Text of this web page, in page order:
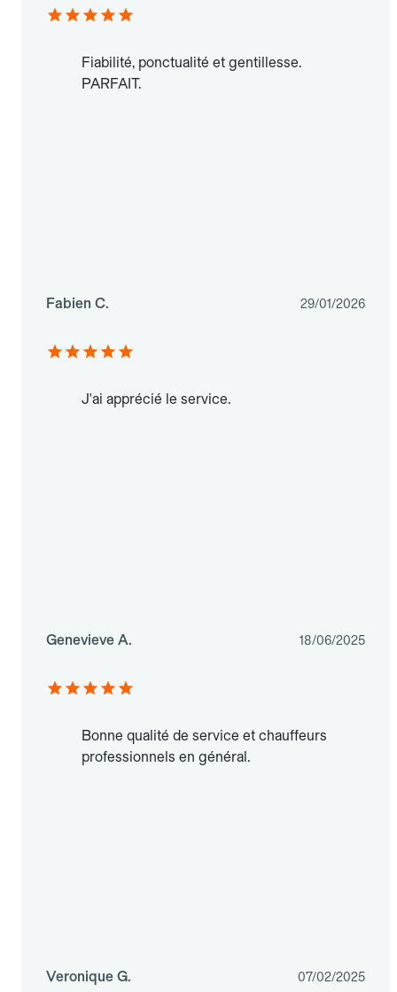
Fiabilité, ponctualité et gentillesse.
PARFAIT.
Fabien C. 29/01/2026
J'ai apprécié le service.
Genevieve A. 18/06/2025
Bonne qualité de service et chauffeurs
professionnels en général.
Veronique G. 07/02/2025